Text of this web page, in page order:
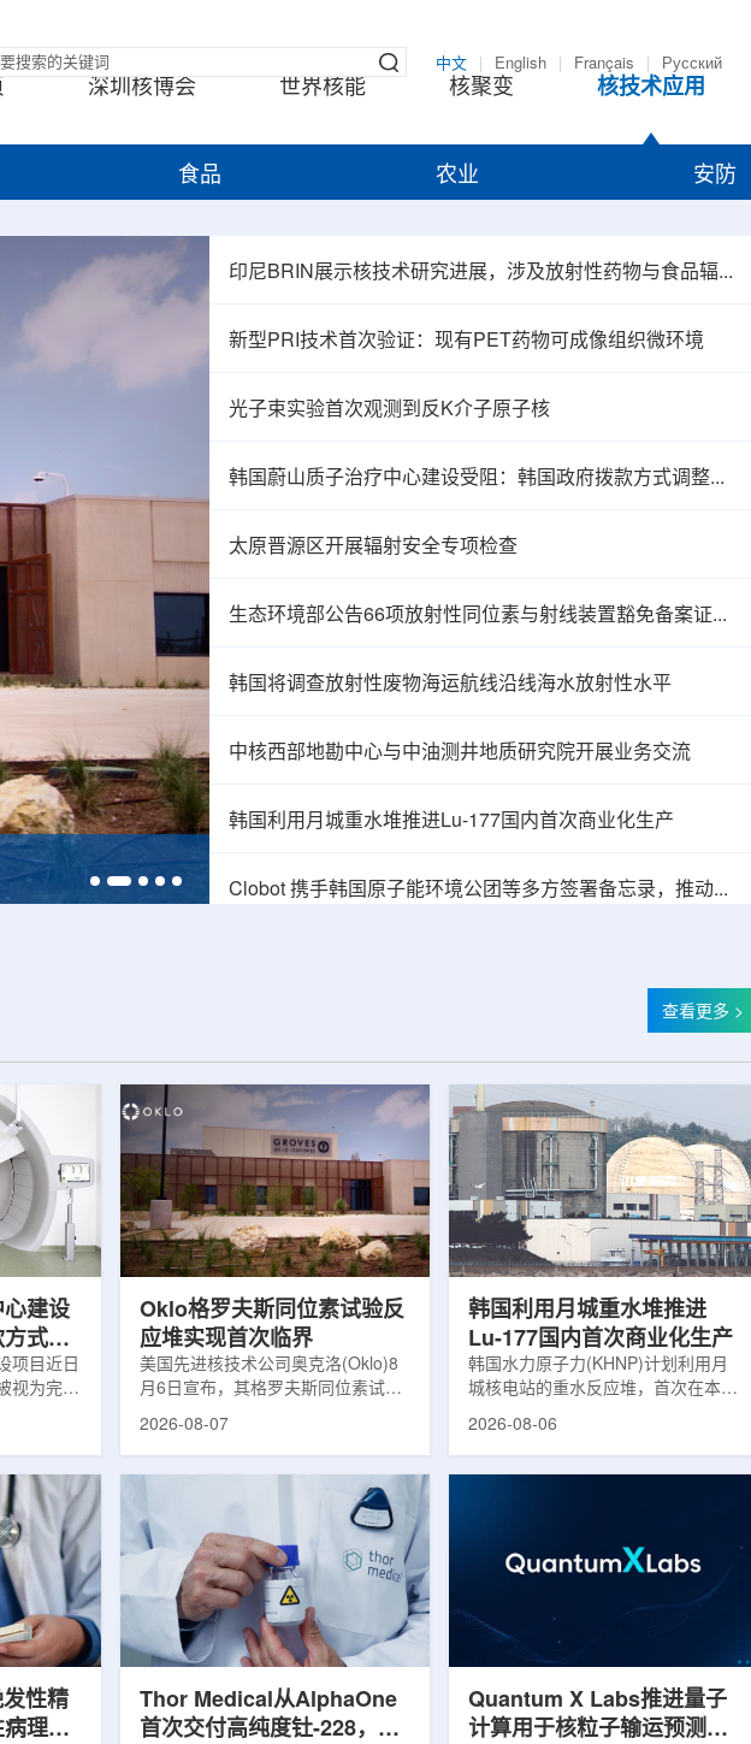
中文 English Français Русский
深圳核博会 世界核能 核聚变 核技术应用
食品 农业 安防
BESIII实验首次认证胶球的存在
印尼BRIN展示核技术研究进展，涉及放射性药物与食品辐照应用
新型PRI技术首次验证：现有PET药物可成像组织微环境
光子束实验首次观测到反K介子原子核
韩国蔚山质子治疗中心建设受阻：韩国政府拨款方式调整影响项目推进
太原晋源区开展辐射安全专项检查
生态环境部公告66项放射性同位素与射线装置豁免备案证明文件
韩国将调查放射性废物海运航线沿线海水放射性水平
中核西部地勘中心与中油测井地质研究院开展业务交流
韩国利用月城重水堆推进Lu-177国内首次商业化生产
Clobot 携手韩国原子能环境公团等多方签署备忘录，推动放射性废物安全管理多机型机器人示范
查看更多 >
建设
式调
项目近日
视为完善
系的关键
8月6日
成质子
基本规划
拨款。不
，难以单
金。此
质子治疗
域内完成
Oklo格罗夫斯同位素试验反
应堆实现首次临界
美国先进核技术公司奥克洛(Oklo)8
月6日宣布，其格罗夫斯同位素试验
反应堆已在低功率状态下实现可控自
格罗夫斯同位素试验反应堆设施(图
片：格罗夫斯)格罗夫斯低功率试验
反应堆位于美国得克萨斯州洛克哈
特，是美国能源部反应堆试点计划下
首个在私人土地上实现临界的反应
堆。根据奥克洛介绍，该设施从未开
发土地起步建设，完成了土建开挖、
工程建设、组件制造或采购、燃料配
2026-08-07
韩国利用月城重水堆推进
Lu-177国内首次商业化生产
韩国水力原子力(KHNP)计划利用月
城核电站的重水反应堆，首次在本土
生产用于癌症治疗的放射性同位素
元化的供应链并缩短运输时间。此次
计划的首要目标是实现镥-177的商业
化生产，预计在2028年进行试生
产，并在2031年开始全面量产。之
后，韩国水力原子力还将扩大生产范
2026-08-06
性精
理相
Thor Medical从AlphaOne
首次交付高纯度钍-228，商
Quantum X Labs推进量子
计算用于核粒子输运预测模